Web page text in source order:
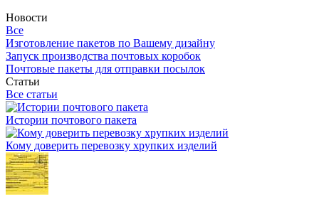
Новости
Все
Изготовление пакетов по Вашему дизайну
Запуск производства почтовых коробок
Почтовые пакеты для отправки посылок
Статьи
Все статьи
Истории почтового пакета
Кому доверить перевозку хрупких изделий